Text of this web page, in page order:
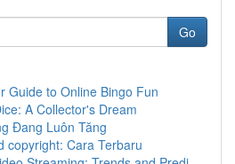
Go
Guide to Online Bingo Fun
A Collector's Dream
Đang Luôn Tăng
copyright: Cara Terbaru